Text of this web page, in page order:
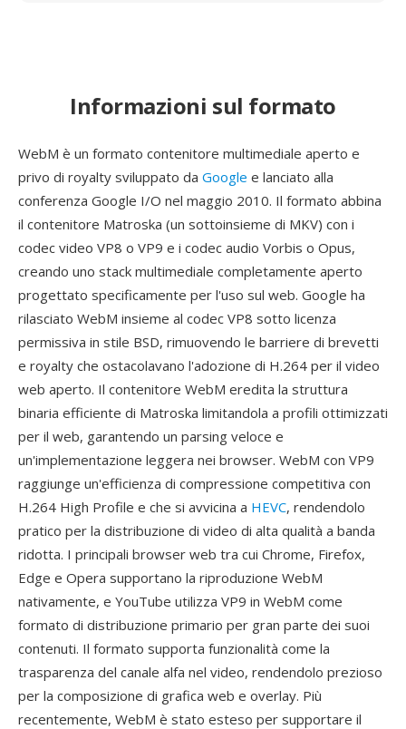
Informazioni sul formato
WebM è un formato contenitore multimediale aperto e
privo di royalty sviluppato da Google e lanciato alla
conferenza Google I/O nel maggio 2010. Il formato abbina
il contenitore Matroska (un sottoinsieme di MKV) con i
codec video VP8 o VP9 e i codec audio Vorbis o Opus,
creando uno stack multimediale completamente aperto
progettato specificamente per l'uso sul web. Google ha
rilasciato WebM insieme al codec VP8 sotto licenza
permissiva in stile BSD, rimuovendo le barriere di brevetti
e royalty che ostacolavano l'adozione di H.264 per il video
web aperto. Il contenitore WebM eredita la struttura
binaria efficiente di Matroska limitandola a profili ottimizzati
per il web, garantendo un parsing veloce e
un'implementazione leggera nei browser. WebM con VP9
raggiunge un'efficienza di compressione competitiva con
H.264 High Profile e che si avvicina a HEVC, rendendolo
pratico per la distribuzione di video di alta qualità a banda
ridotta. I principali browser web tra cui Chrome, Firefox,
Edge e Opera supportano la riproduzione WebM
nativamente, e YouTube utilizza VP9 in WebM come
formato di distribuzione primario per gran parte dei suoi
contenuti. Il formato supporta funzionalità come la
trasparenza del canale alfa nel video, rendendolo prezioso
per la composizione di grafica web e overlay. Più
recentemente, WebM è stato esteso per supportare il